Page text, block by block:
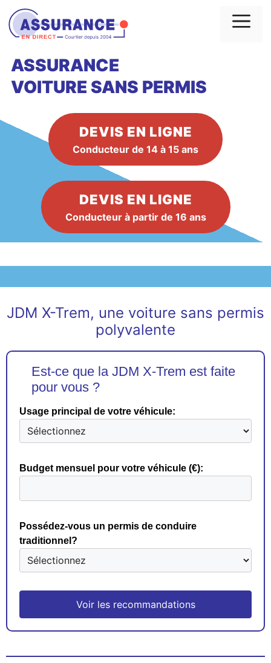
Aller
au
contenu
ASSURANCE
VOITURE SANS PERMIS
DEVIS EN LIGNE
Conducteur de 14 à 15 ans
DEVIS EN LIGNE
Conducteur à partir de 16 ans
JDM X-Trem, une voiture sans permis
polyvalente
Est-ce que la JDM X-Trem est faite
pour vous ?
Usage principal de votre véhicule:
Budget mensuel pour votre véhicule (€):
Possédez-vous un permis de conduire
traditionnel?
Voir les recommandations